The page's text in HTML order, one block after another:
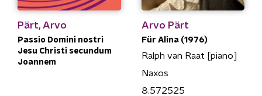
Pärt, Arvo
Passio Domini nostri
Jesu Christi secundum
Joannem
Arvo Pärt
Für Alina (1976)
Ralph van Raat [piano]
Naxos
8.572525